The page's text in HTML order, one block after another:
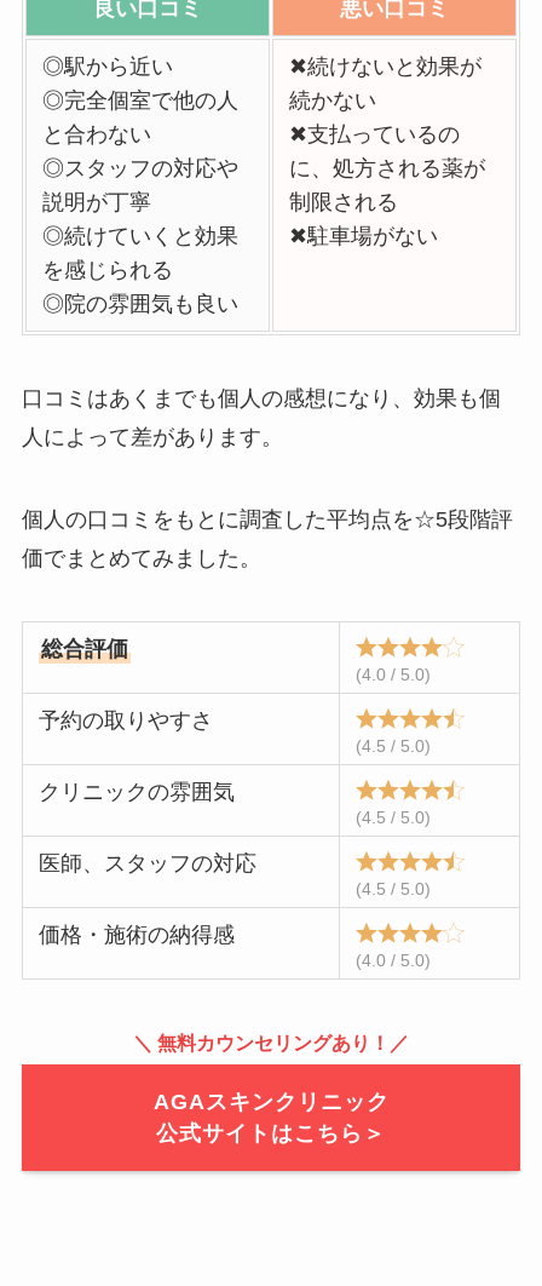
良い口コミ 悪い口コミ
◎駅から近い
◎完全個室で他の人
と合わない
◎スタッフの対応や
説明が丁寧
◎続けていくと効果
を感じられる
◎院の雰囲気も良い
✖続けないと効果が
続かない
✖支払っているの
に、処方される薬が
制限される
✖駐車場がない
口コミはあくまでも個人の感想になり、効果も個
人によって差があります。
個人の口コミをもとに調査した平均点を☆5段階評
価でまとめてみました。
総合評価
(4.0 / 5.0)
予約の取りやすさ
(4.5 / 5.0)
クリニックの雰囲気
(4.5 / 5.0)
医師、スタッフの対応
(4.5 / 5.0)
価格・施術の納得感
(4.0 / 5.0)
＼ 無料カウンセリングあり！／
AGAスキンクリニック
公式サイトはこちら＞